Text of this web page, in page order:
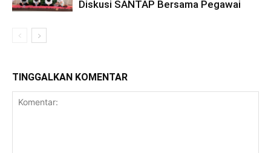
Diskusi SANTAP Bersama Pegawai
TINGGALKAN KOMENTAR